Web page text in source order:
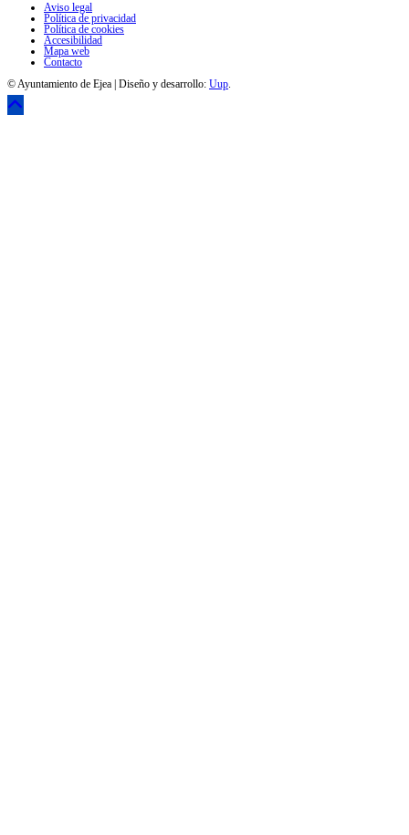
Aviso legal
Política de privacidad
Política de cookies
Accesibilidad
Mapa web
Contacto
© Ayuntamiento de Ejea | Diseño y desarrollo: Uup.